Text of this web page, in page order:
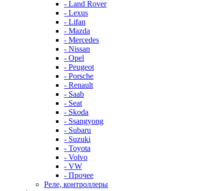
- Land Rover
- Lexus
- Lifan
- Mazda
- Mercedes
- Nissan
- Opel
- Peugeot
- Porsche
- Renault
- Saab
- Seat
- Skoda
- Ssangyong
- Subaru
- Suzuki
- Toyota
- Volvo
- VW
- Прочее
Реле, контроллеры